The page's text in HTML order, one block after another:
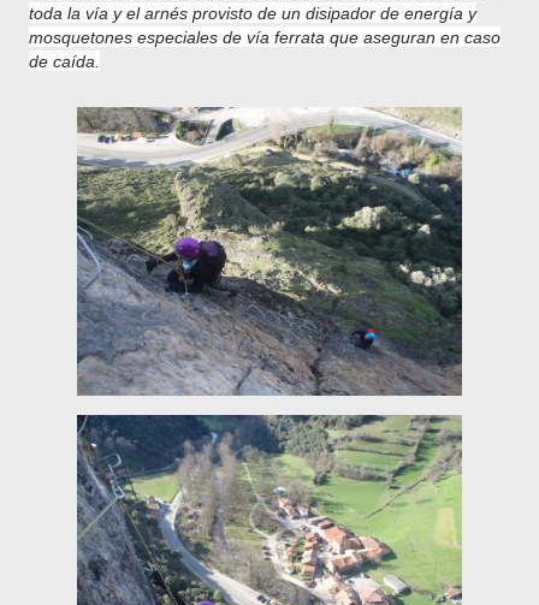
toda la vía y el arnés provisto de un disipador de energía y
mosquetones especiales de vía ferrata que aseguran en caso
de caída.